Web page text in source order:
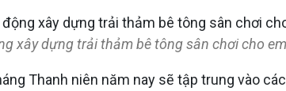
xây dựng trải thảm bê tông sân chơi cho
Thanh niên năm nay sẽ tập trung vào